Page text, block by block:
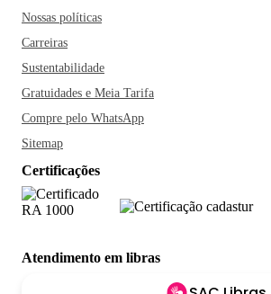
Nossas políticas
Carreiras
Sustentabilidade
Gratuidades e Meia Tarifa
Compre pelo WhatsApp
Sitemap
Certificações
Atendimento em libras